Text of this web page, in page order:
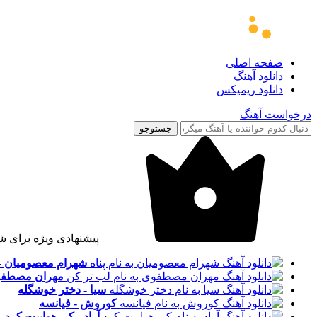
صفحه اصلی
دانلود آهنگ
دانلود ریمیکس
درخواست آهنگ
جستوجو
پیشنهادی ویژه برای
شهرام معصومیان -
مهران
سیا - دختر خوشگله
کوروش - فیانسه